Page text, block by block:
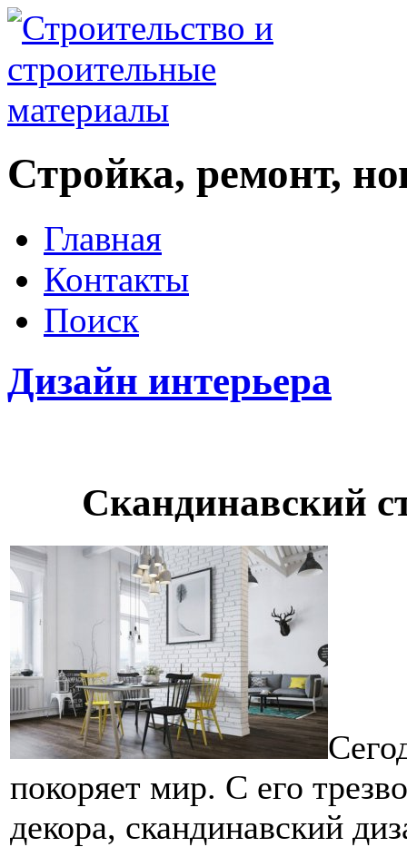
Стройка, ремонт,
Главная
Контакты
Поиск
Дизайн интерьера
Скандинавский
покоряет мир. С его
декора, скандинавский